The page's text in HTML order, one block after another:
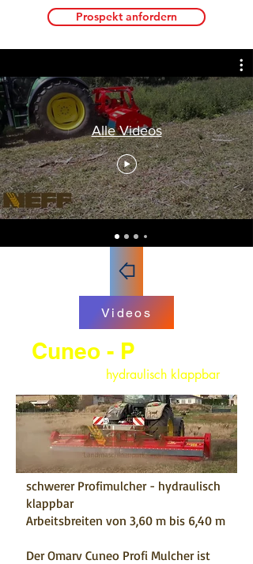
Prospekt anfordern
Alle Videos
Videos
Cuneo - P
hydraulisch klappbar
schwerer Profimulcher - hydraulisch
klappbar
Arbeitsbreiten von 3,60 m bis 6,40 m
Der Omarv Cuneo Profi Mulcher ist